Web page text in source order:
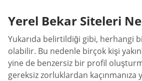
Yerel Bekar Siteleri
Yukarıda belirtildiği gibi, herhangi
olabilir. Bu nedenle birçok kişi
yine de benzersiz bir profil
gereksiz zorluklardan kaçınmanıza